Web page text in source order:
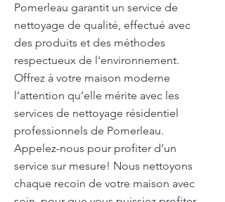
Pomerleau garantit un service de
nettoyage de qualité, effectué avec
des produits et des méthodes
respectueux de l'environnement.
Offrez à votre maison moderne
l’attention qu’elle mérite avec les
services de nettoyage résidentiel
professionnels de Pomerleau.
Appelez-nous pour profiter d’un
service sur mesure! Nous nettoyons
chaque recoin de votre maison avec